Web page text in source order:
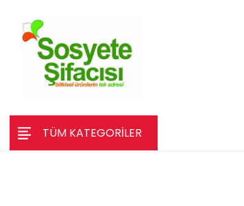
TÜM KATEGORİLER